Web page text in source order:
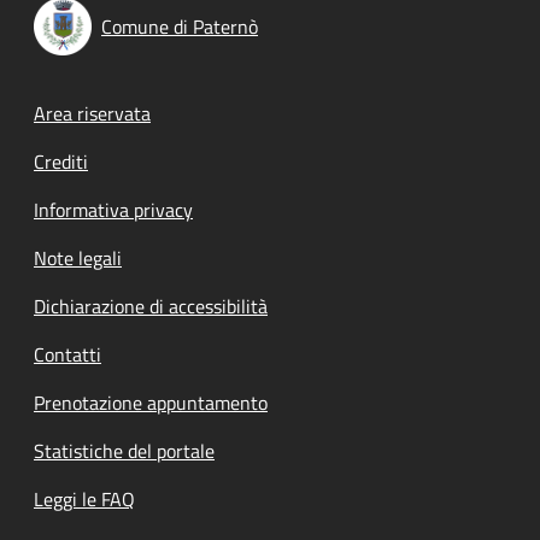
Comune di Paternò
Footer menu
Area riservata
Crediti
Informativa privacy
Note legali
Dichiarazione di accessibilità
Contatti
Prenotazione appuntamento
Statistiche del portale
Leggi le FAQ